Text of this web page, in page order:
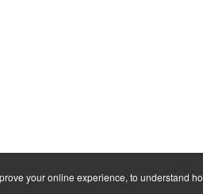
your online experience, to understand